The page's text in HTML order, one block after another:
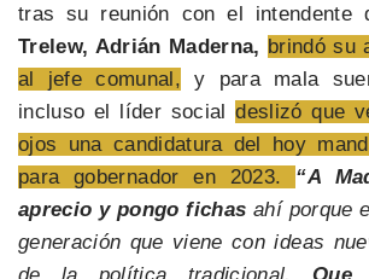
tras su reunión con el intendente
Trelew, Adrián Maderna, brindó su
al jefe comunal, y para mala
incluso el líder socialdeslizó que
ojos una candidatura del hoy
para gobernador en 2023. “A
aprecio y pongo fichas ahí porque
generación que viene con ideas
de la política tradicional. Que